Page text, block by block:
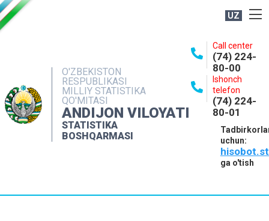
UZ
O'ZBEKISTON
RESPUBLIKASI
MILLIY STATISTIKA
QO'MITASI
ANDIJON VILOYATI
STATISTIKA
BOSHQARMASI
Call center
(74) 224-
80-00
Ishonch
telefon
(74) 224-
80-01
uchun:
ga o'tish
NASHRLAR
INTERAKTIV XIZMATLAR
MATBUOT XIZMATI
MUROJAATLAR